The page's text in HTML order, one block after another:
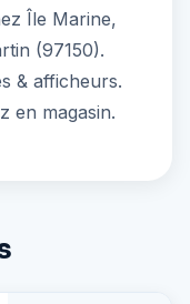
Île Marine,
(97150).
& afficheurs.
en magasin.